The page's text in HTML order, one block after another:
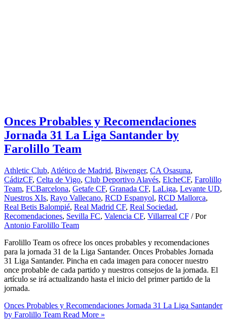
Onces Probables y Recomendaciones
Jornada 31 La Liga Santander by
Farolillo Team
Athletic Club, Atlético de Madrid, Biwenger, CA Osasuna,
CádizCF, Celta de Vigo, Club Deportivo Alavés, ElcheCF, Farolillo
Team, FCBarcelona, Getafe CF, Granada CF, LaLiga, Levante UD,
Nuestros XIs, Rayo Vallecano, RCD Espanyol, RCD Mallorca,
Real Betis Balompié, Real Madrid CF, Real Sociedad,
Recomendaciones, Sevilla FC, Valencia CF, Villarreal CF / Por
Antonio Farolillo Team
Farolillo Team os ofrece los onces probables y recomendaciones
para la jornada 31 de la Liga Santander. Onces Probables Jornada
31 Liga Santander. Pincha en cada imagen para conocer nuestro
once probable de cada partido y nuestros consejos de la jornada. El
artículo se irá actualizando hasta el inicio del primer partido de la
jornada.
Onces Probables y Recomendaciones Jornada 31 La Liga Santander
by Farolillo Team Read More »